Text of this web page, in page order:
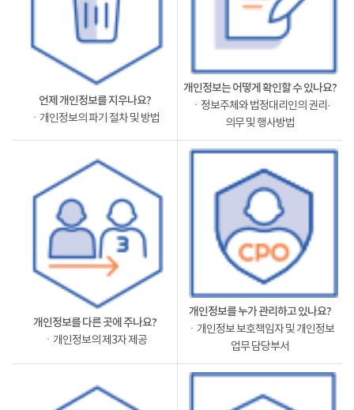
언제 개인정보를 지우나요?
ㆍ개인정보의 파기 절차 및 방법
개인정보는 어떻게 확인할 수 있나요?
ㆍ정보주체와 법정대리인의 권리·
의무 및 행사방법
개인정보를 다른 곳에 주나요?
ㆍ개인정보의 제3자 제공
개인정보를 누가 관리하고 있나요?
ㆍ개인정보 보호책임자 및 개인정보
업무 담당부서